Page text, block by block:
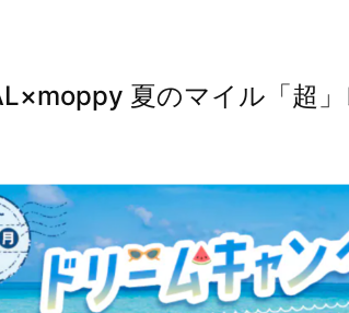
夏のマイル「超